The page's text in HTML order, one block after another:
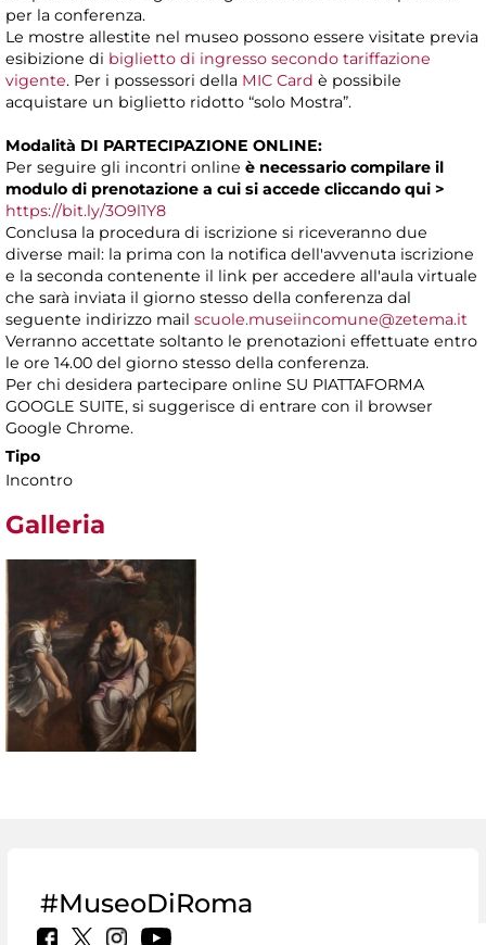
per la conferenza.
Le mostre allestite nel museo possono essere visitate previa
esibizione di biglietto di ingresso secondo tariffazione
vigente. Per i possessori della MIC Card è possibile
acquistare un biglietto ridotto “solo Mostra”.
Modalità DI PARTECIPAZIONE ONLINE:
Per seguire gli incontri online è necessario compilare il
modulo di prenotazione a cui si accede cliccando qui >
https://bit.ly/3O9l1Y8
Conclusa la procedura di iscrizione si riceveranno due
diverse mail: la prima con la notifica dell'avvenuta iscrizione
e la seconda contenente il link per accedere all'aula virtuale
che sarà inviata il giorno stesso della conferenza dal
seguente indirizzo mail scuole.museiincomune@zetema.it
Verranno accettate soltanto le prenotazioni effettuate entro
le ore 14.00 del giorno stesso della conferenza.
Per chi desidera partecipare online SU PIATTAFORMA
GOOGLE SUITE, si suggerisce di entrare con il browser
Google Chrome.
Tipo
Incontro
Galleria
#MuseoDiRoma